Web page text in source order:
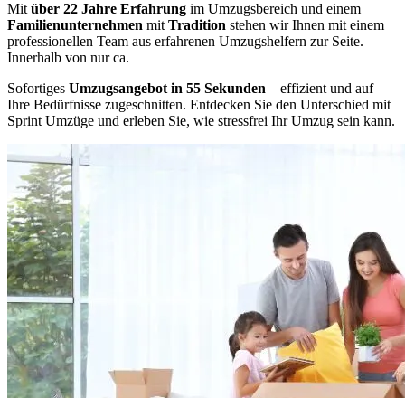
Mit über 22 Jahre Erfahrung im Umzugsbereich und einem
Familienunternehmen mit Tradition stehen wir Ihnen mit einem
professionellen Team aus erfahrenen Umzugshelfern zur Seite.
Innerhalb von nur ca.
Sofortiges Umzugsangebot in 55 Sekunden – effizient und auf
Ihre Bedürfnisse zugeschnitten. Entdecken Sie den Unterschied mit
Sprint Umzüge und erleben Sie, wie stressfrei Ihr Umzug sein kann.